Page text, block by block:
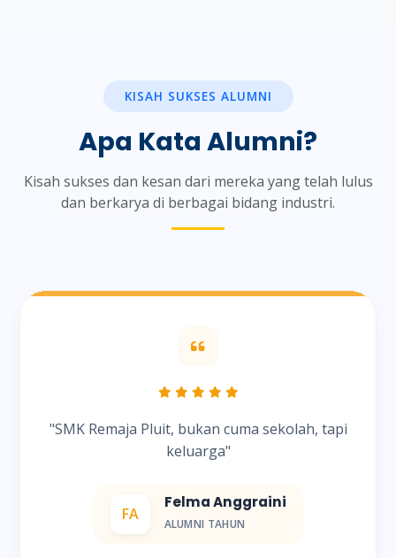
KISAH SUKSES ALUMNI
Apa Kata Alumni?
Kisah sukses dan kesan dari mereka yang telah lulus
dan berkarya di berbagai bidang industri.
"SMK Remaja Pluit, bukan cuma sekolah, tapi
keluarga"
FA
Felma Anggraini
ALUMNI TAHUN